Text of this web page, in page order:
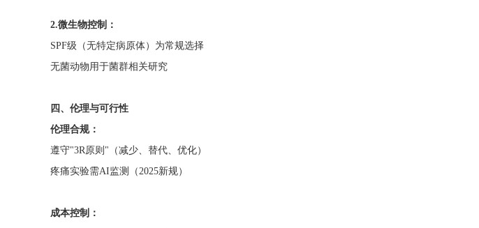
2.微生物控制：
SPF级（无特定病原体）为常规选择
无菌动物用于菌群相关研究
四、伦理与可行性
伦理合规：
遵守"3R原则"（减少、替代、优化）
疼痛实验需AI监测（2025新规）
成本控制：